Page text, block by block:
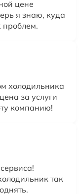
цене
я знаю, куда
проблем.
холодильника
за услуги
компанию!
так